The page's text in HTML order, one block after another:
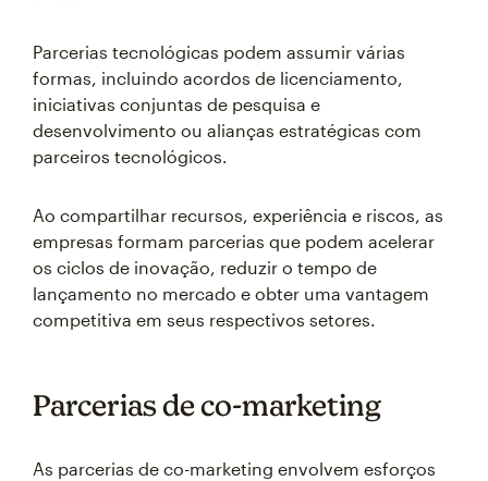
Parcerias tecnológicas podem assumir várias
formas, incluindo acordos de licenciamento,
iniciativas conjuntas de pesquisa e
desenvolvimento ou alianças estratégicas com
parceiros tecnológicos.
Ao compartilhar recursos, experiência e riscos, as
empresas formam parcerias que podem acelerar
os ciclos de inovação, reduzir o tempo de
lançamento no mercado e obter uma vantagem
competitiva em seus respectivos setores.
Parcerias de co-marketing
As parcerias de co-marketing envolvem esforços